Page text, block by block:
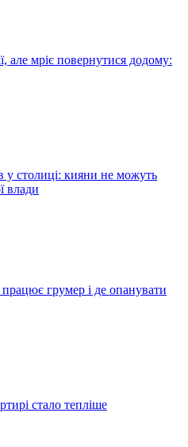
але мріє повернутися додому:
у столиці: кияни не можуть
влади
грумер і де опанувати
стало тепліше